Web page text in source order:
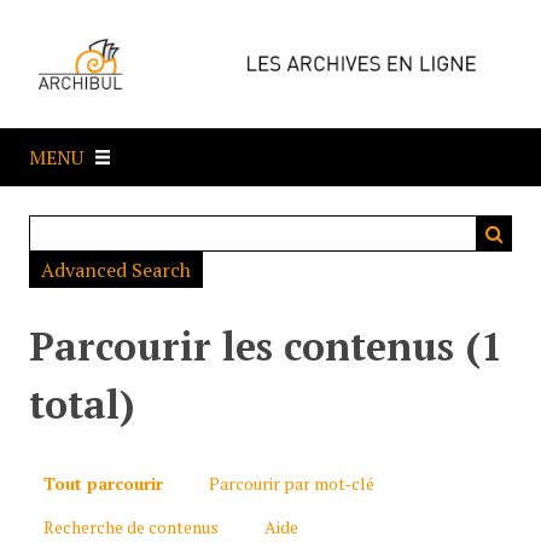
e
a
MENU
Advanced Search
Parcourir les contenus (1
total)
Tout parcourir
Parcourir par mot-clé
Recherche de contenus
Aide